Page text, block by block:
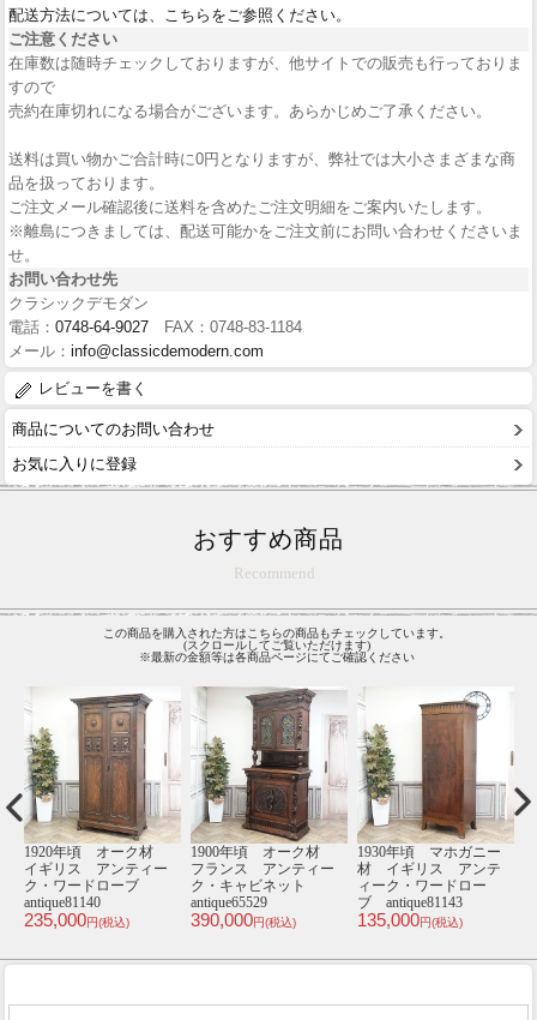
配送方法については、こちらをご参照ください。
ご注意ください
在庫数は随時チェックしておりますが、他サイトでの販売も行っておりま
すので
売約在庫切れになる場合がございます。あらかじめご了承ください。
送料は買い物かご合計時に0円となりますが、弊社では大小さまざまな商
品を扱っております。
ご注文メール確認後に送料を含めたご注文明細をご案内いたします。
※離島につきましては、配送可能かをご注文前にお問い合わせくださいま
せ。
お問い合わせ先
クラシックデモダン
電話： 0748-64-9027 FAX：0748-83-1184
メール： info@classicdemodern.com
レビューを書く
商品についてのお問い合わせ
お気に入りに登録
おすすめ商品
Recommend
この商品を購入された方はこちらの商品もチェックしています。
(スクロールしてご覧いただけます)
※最新の金額等は各商品ページにてご確認ください
1920年頃 オーク材
イギリス アンティー
ク・ワードローブ
antique81140
235,000円(税込)
1900年頃 オーク材
フランス アンティー
ク・キャビネット
antique65529
390,000円(税込)
1930年頃 マホガニー
材 イギリス アンテ
ィーク・ワードロー
ブ antique81143
135,000円(税込)